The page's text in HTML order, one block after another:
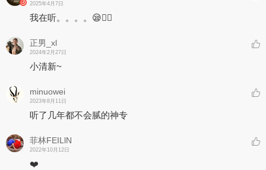
2025年4月7日
我在听。。。。😪😶‍🌫️
正男_xl
2024年2月27日
小清新~
minuowei
2023年8月11日
听了几年都不会腻的神专
菲林FEILlN
2022年10月12日
❤️